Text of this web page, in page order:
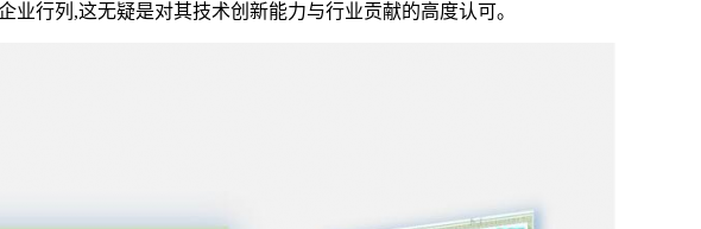
行列,这无疑是对其技术创新能力与行业贡献的高度认可。